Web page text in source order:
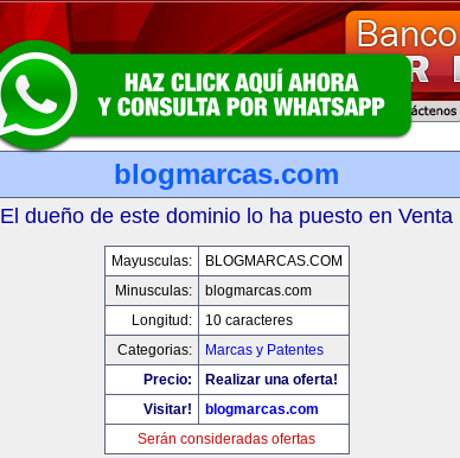
blogmarcas.com
El dueño de este dominio lo ha puesto en Venta
Mayusculas:
BLOGMARCAS.COM
Minusculas:
blogmarcas.com
Longitud:
10 caracteres
Categorias:
Marcas y Patentes
Precio:
Realizar una oferta!
Visitar!
blogmarcas.com
Serán consideradas ofertas